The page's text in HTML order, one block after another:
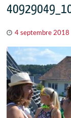
4 septembre 2018